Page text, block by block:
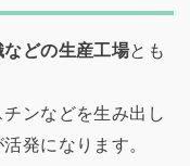
どの生産工場とも
ンなどを生み出し
発になります。